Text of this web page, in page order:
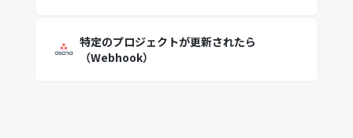
特定のプロジェクトが更新されたら
（Webhook）